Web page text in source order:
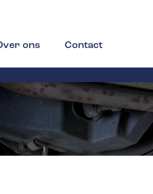
ons Contact